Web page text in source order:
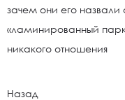
зачем они его
«ламинированный
никакого отношения
Назад